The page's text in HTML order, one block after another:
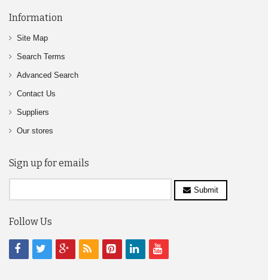
Information
Site Map
Search Terms
Advanced Search
Contact Us
Suppliers
Our stores
Sign up for emails
Submit
Follow Us